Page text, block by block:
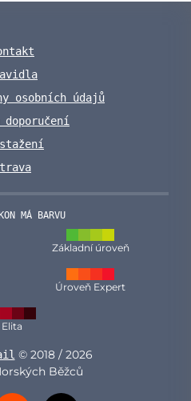
osobních údajů
doporučení
MÁ BARVU
Základní úroveň
Úroveň Expert
Elita
© 2018 / 2026
Běžců